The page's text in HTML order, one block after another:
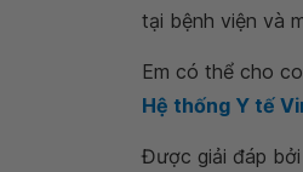
tại bệnh viện và
Em có thể cho
Hệ thống Y tế
Được giải đáp bởi